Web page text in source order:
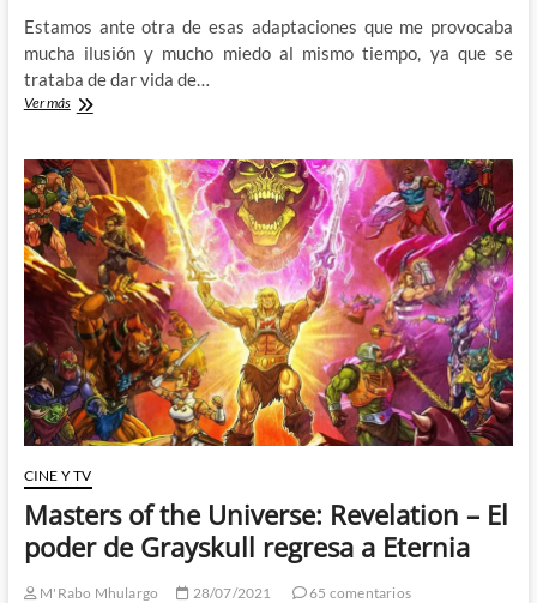
Estamos ante otra de esas adaptaciones que me provocaba
mucha ilusión y mucho miedo al mismo tiempo, ya que se
trataba de dar vida de…
Ver másHe-
los
Masters
del
Universo:
Vuelve
el
poder
de
Greyskull
por
todo
lo
grande
1º
Parte
CINE Y TV
Masters of the Universe: Revelation – El
poder de Grayskull regresa a Eternia
M'Rabo Mhulargo 28/07/2021
65 comentarios